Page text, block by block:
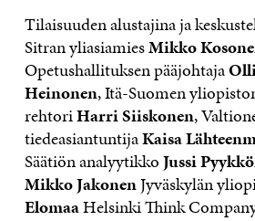
Tilaisuuden alustajina ja
Sitran yliasiamiesMikko
Opetushallituksen pääjohtaja
Heinonen, Itä-Suomen
rehtoriHarri Siiskonen,
tiedeasiantuntijaKaisa
Säätiön analyytikkoJussi
Mikko JakonenJyväskylän
ElomaaHelsinki Think